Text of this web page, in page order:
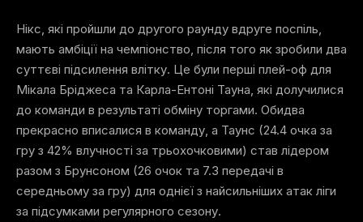
Нікс, які пройшли до другого раунду вдруге поспіль,
мають амбіції на чемпіонство, після того як зробили два
суттєві підсилення влітку. Це були перші плей-оф для
Мікала Бріджеса та Карла-Ентоні Тауна, які долучилися
до команди в результаті обміну торгами. Обидва
прекрасно вписалися в команду, а Таунс (24.4 очка за
гру з 42% влучності за трьохочковими) став лідером
разом з Брунсоном (26 очок та 7.3 передачі в
середньому за гру) для однієї з найсильніших атак ліги
за підсумками регулярного сезону.